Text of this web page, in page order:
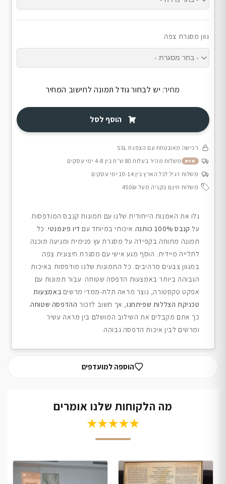
גוון מסגרת צפה
מחיר: יש לבחור גודל תמונה לחישוב המחיר
הוסף לסל
רכישה מאובטחת עם הצפנת SSL
חדש
משלוח מהיר בעלות 80 ש״ח בין 4-8 ימי עסקים
משלוח רגיל לכל הארץ בין 10-14 ימי עסקים
משלוח חינם בקניה מעל 450₪
גלו את האמנות הייחודית שלנו עם תמונות קנבס המודפסות
על קנבס 100% כותנה איכותי במיוחד עם דיו פיגמנטי. כל
תמונה מתוחה בקפידה על מסגרת עץ פנימית ומגיעה מוכנה
לתלייה מיידית. הוסף מגע אישי עם מסגרת חיצונית צפה
במגוון צבעים מרהיבים. כל התמונות שלנו מודפסות באיכות
הגבוהה ביותר באמצעות הדפסה שטוחה. עבור תמונות עם
אפקט טקסטורה, נוצר מראה תלת-ממדי מרשים באמצעות
טכניקת הצללות שפיתחנו, אך חשוב לזכור ההדפסה שטוחה.
כך אתם מקבלים את השילוב המושלם בין מראה עשיר
ומרשים לבין איכות הדפסה גבוהה.
הוספה למועדפים
מה הלקוחות שלנו אומרים
★★★★★